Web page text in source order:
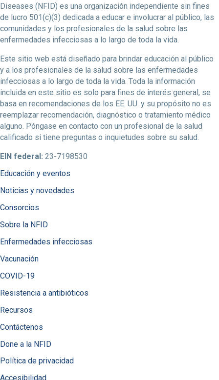
Diseases (NFID) es una organización independiente sin fines
de lucro 501(c)(3) dedicada a educar e involucrar al público, las
comunidades y los profesionales de la salud sobre las
enfermedades infecciosas a lo largo de toda la vida.
Este sitio web está diseñado para brindar educación al público
y a los profesionales de la salud sobre las enfermedades
infecciosas a lo largo de toda la vida. Toda la información
incluida en este sitio es solo para fines de interés general, se
basa en recomendaciones de los EE. UU. y su propósito no es
reemplazar recomendación, diagnóstico o tratamiento médico
alguno. Póngase en contacto con un profesional de la salud
calificado si tiene preguntas o inquietudes sobre su salud.
EIN federal: 23-7198530
Educación y eventos
Noticias y novedades
Consorcios
Sobre la NFID
Enfermedades infecciosas
Vacunación
COVID-19
Resistencia a antibióticos
Recursos
Contáctenos
Done a la NFID
Política de privacidad
Accesibilidad